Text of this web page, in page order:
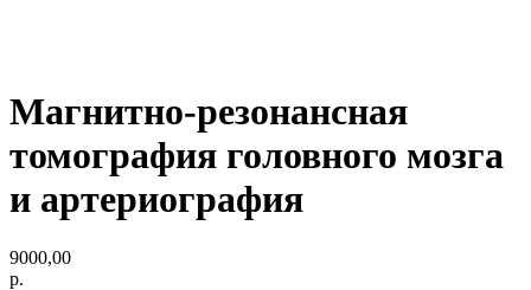
Магнитно-резонансная
томография головного мозга
и артериография
9000,00
р.